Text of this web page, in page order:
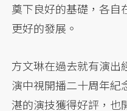
奠下良好的基礎，各自
更好的發展。
方文琳在過去就有演出
演中視開播二十周年紀
湛的演技獲得好評，也